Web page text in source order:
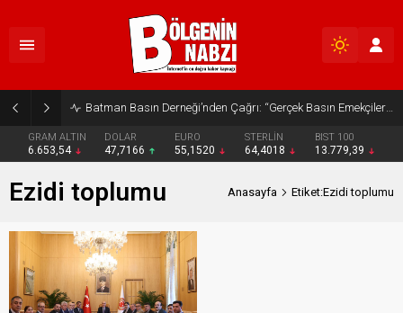
Batman Basın Derneği’nden Çağrı: “Gerçek Basın Emekçileri Desteklenmeli”
GRAM ALTIN
6.653,54
DOLAR
47,7166
EURO
55,1520
STERLİN
64,4018
BIST 100
13.779,39
Ezidi toplumu Anasayfa Etiket:Ezidi toplumu